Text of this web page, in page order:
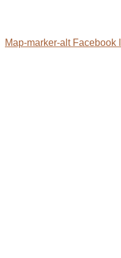
Map-marker-alt Facebook